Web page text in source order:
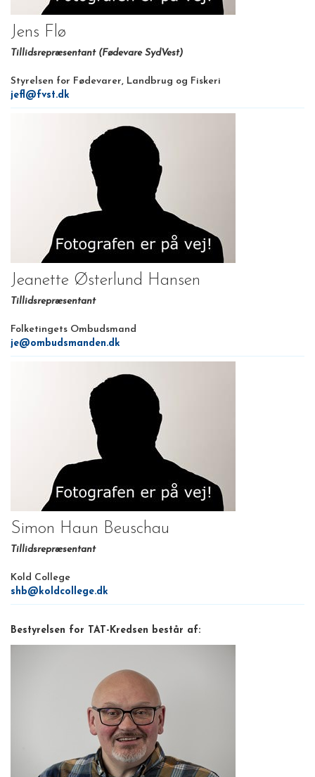
Jens Flø
Tillidsrepræsentant (Fødevare SydVest)
Styrelsen for Fødevarer, Landbrug og Fiskeri
jefl@fvst.dk
Jeanette Østerlund Hansen
Tillidsrepræsentant
Folketingets Ombudsmand
je@ombudsmanden.dk
Simon Haun Beuschau
Tillidsrepræsentant
Kold College
shb@koldcollege.dk
Bestyrelsen for TAT-Kredsen består af: